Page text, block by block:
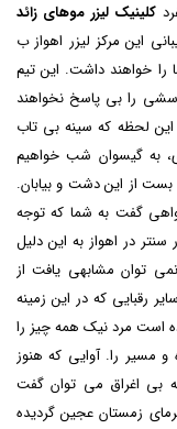
کلینیک لیزر موهای زائد
این مرکز لیزر اهواز ب
خواهند داشت. این تیم
را بی پاسخ نخواهند
لحظه که سینه بی تاب
به گیسوان شب خواهیم
بست از این دشت و بیابان.
گفت به شما که توجه
در اهواز به این دلیل
توان مشابهی یافت از
رقبایی که در این زمینه
است مرد نیک همه چیز را
و مسیر را. آوایی که هنوز
بی اغراق می توان گفت
زمستان عجین گردیده